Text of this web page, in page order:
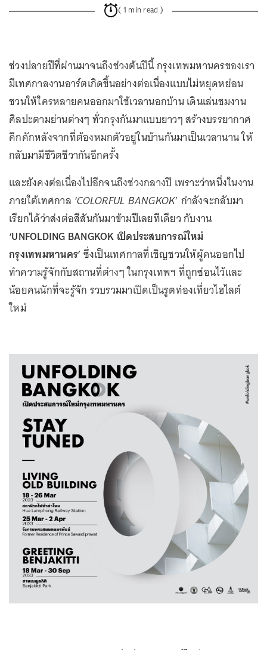
( 1 min read )
ช่วงปลายปีที่ผ่านมาจนถึงช่วงต้นปีนี้ กรุงเทพมหานครของเรา
มีเทศกาลงานอาร์ตเกิดขึ้นอย่างต่อเนื่องแบบไม่หยุดหย่อน
ชวนให้ใครหลายคนออกมาใช้เวลานอกบ้าน เดินเล่นชมงาน
ศิลปะตามย่านต่างๆ ทั่วกรุงกันมาแบบยาวๆ สร้างบรรยากาศ
คึกคักหลังจากที่ต้องหมกตัวอยู่ในบ้านกันมาเป็นเวลานาน ให้
กลับมามีชีวิตชีวากันอีกครั้ง
และยังคงต่อเนื่องไปอีกจนถึงช่วงกลางปี เพราะว่าหนึ่งในงาน
ภายใต้เทศกาล ‘COLORFUL BANGKOK’ กำลังจะกลับมา
เรียกได้ว่าส่งต่อสีสันกันมาข้ามปีเลยทีเดียว กับงาน
‘UNFOLDING BANGKOK เปิดประสบการณ์ใหม่
กรุงเทพมหานคร’ซึ่งเป็นเทศกาลที่เชิญชวนให้ผู้คนออกไป
ทำความรู้จักกับสถานที่ต่างๆ ในกรุงเทพฯ ที่ถูกซ่อนไว้และ
น้อยคนนักที่จะรู้จัก รวบรวมมาเปิดเป็นรูตท่องเที่ยวไฮไลต์
ใหม่